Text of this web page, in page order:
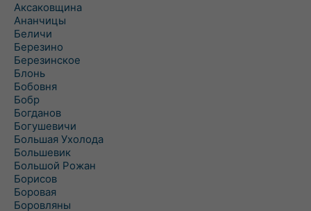
Аксаковщина
Ананчицы
Беличи
Березино
Березинское
Блонь
Бобовня
Бобр
Богданов
Богушевичи
Большая Ухолода
Большевик
Большой Рожан
Борисов
Боровая
Боровляны